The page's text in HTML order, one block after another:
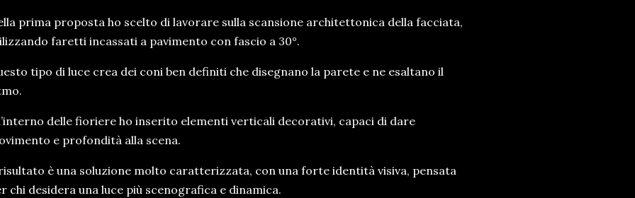
prima proposta ho scelto di lavorare sulla scansione architettonica della facciata,
faretti incassati a pavimento con fascio a 30°.
tipo di luce crea dei coni ben definiti che disegnano la parete e ne esaltano il
delle fioriere ho inserito elementi verticali decorativi, capaci di dare
e profondità alla scena.
è una soluzione molto caratterizzata, con una forte identità visiva, pensata
chi desidera una luce più scenografica e dinamica.